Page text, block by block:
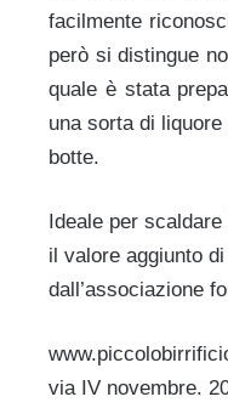
facilmente
però si distingue
quale è stata
una sorta di
botte.
Ideale per
il valore aggiunto
dall’associazione
via IV novembre.